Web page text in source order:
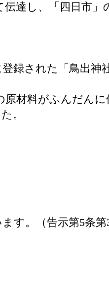
達し、「四日市
録された「鳥出神
材料がふんだん
。
優秀賞
す。（告示第5条第